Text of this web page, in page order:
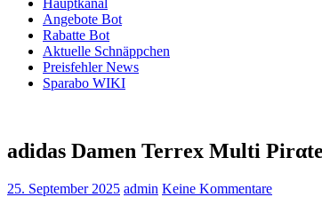
Hauptkanal
Angebote Bot
Rabatte Bot
Aktuelle Schnäppchen
Preisfehler News
Sparabo WIKI
adidas Damen Terrex Multi
25. September 2025 admin Keine Kommentare